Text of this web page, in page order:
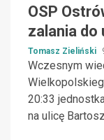
OSP
zalania do
Tomasz Zieliński
Wczesnym
20:33
na ulicę